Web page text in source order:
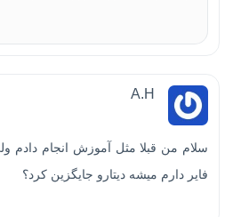
A.H
سلام من قبلا مثل آموزش انجام دادم
فایر دارم میشه دیتارو جایگزین کرد؟